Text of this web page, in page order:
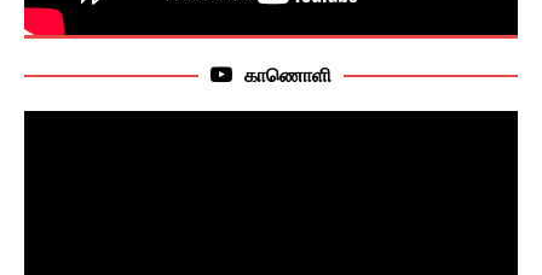
காணொளி